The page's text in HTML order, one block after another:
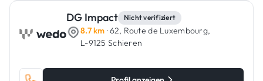
DG Impact Nicht verifiziert
8.7 km · 62, Route de Luxembourg,
L-9125 Schieren